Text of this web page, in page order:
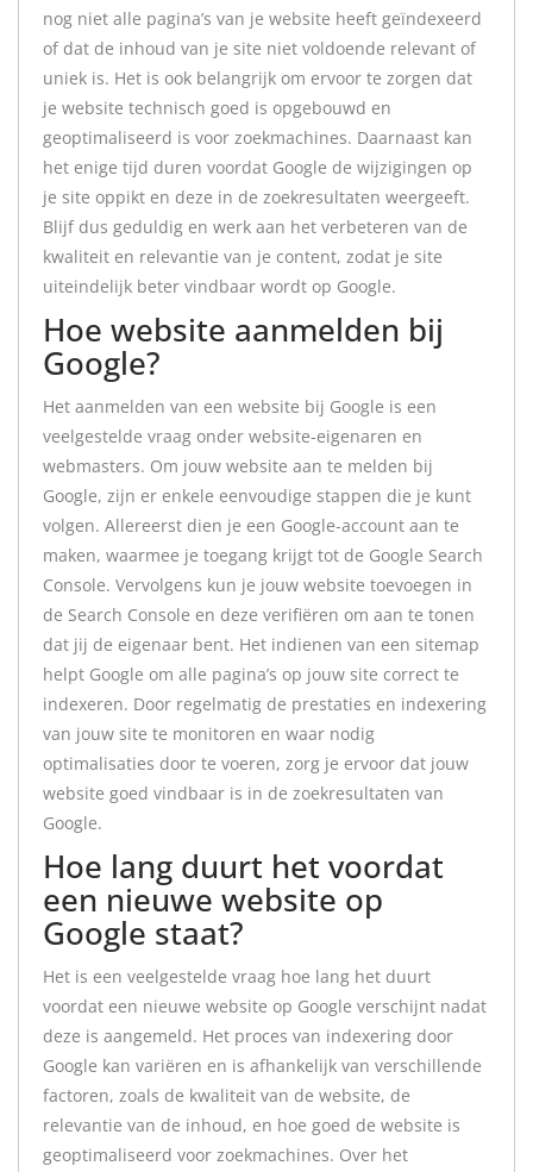
nog niet alle pagina’s van je website heeft geïndexeerd
of dat de inhoud van je site niet voldoende relevant of
uniek is. Het is ook belangrijk om ervoor te zorgen dat
je website technisch goed is opgebouwd en
geoptimaliseerd is voor zoekmachines. Daarnaast kan
het enige tijd duren voordat Google de wijzigingen op
je site oppikt en deze in de zoekresultaten weergeeft.
Blijf dus geduldig en werk aan het verbeteren van de
kwaliteit en relevantie van je content, zodat je site
uiteindelijk beter vindbaar wordt op Google.
Hoe website aanmelden bij
Google?
Het aanmelden van een website bij Google is een
veelgestelde vraag onder website-eigenaren en
webmasters. Om jouw website aan te melden bij
Google, zijn er enkele eenvoudige stappen die je kunt
volgen. Allereerst dien je een Google-account aan te
maken, waarmee je toegang krijgt tot de Google Search
Console. Vervolgens kun je jouw website toevoegen in
de Search Console en deze verifiëren om aan te tonen
dat jij de eigenaar bent. Het indienen van een sitemap
helpt Google om alle pagina’s op jouw site correct te
indexeren. Door regelmatig de prestaties en indexering
van jouw site te monitoren en waar nodig
optimalisaties door te voeren, zorg je ervoor dat jouw
website goed vindbaar is in de zoekresultaten van
Google.
Hoe lang duurt het voordat
een nieuwe website op
Google staat?
Het is een veelgestelde vraag hoe lang het duurt
voordat een nieuwe website op Google verschijnt nadat
deze is aangemeld. Het proces van indexering door
Google kan variëren en is afhankelijk van verschillende
factoren, zoals de kwaliteit van de website, de
relevantie van de inhoud, en hoe goed de website is
geoptimaliseerd voor zoekmachines. Over het